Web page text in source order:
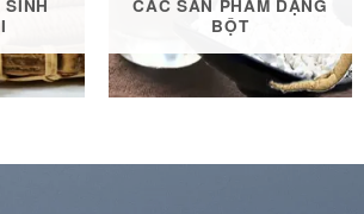
CÁC SẢN PHẨM DẠNG
BỘT